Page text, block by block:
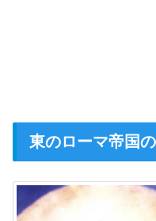
東のローマ帝国